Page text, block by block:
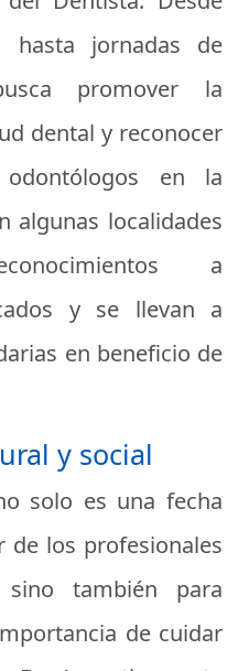
hasta jornadas de
promover la
dental y reconocer
en la
algunas localidades
a
y se llevan a
en beneficio de
y social
solo es una fecha
de los profesionales
también para
de cuidar